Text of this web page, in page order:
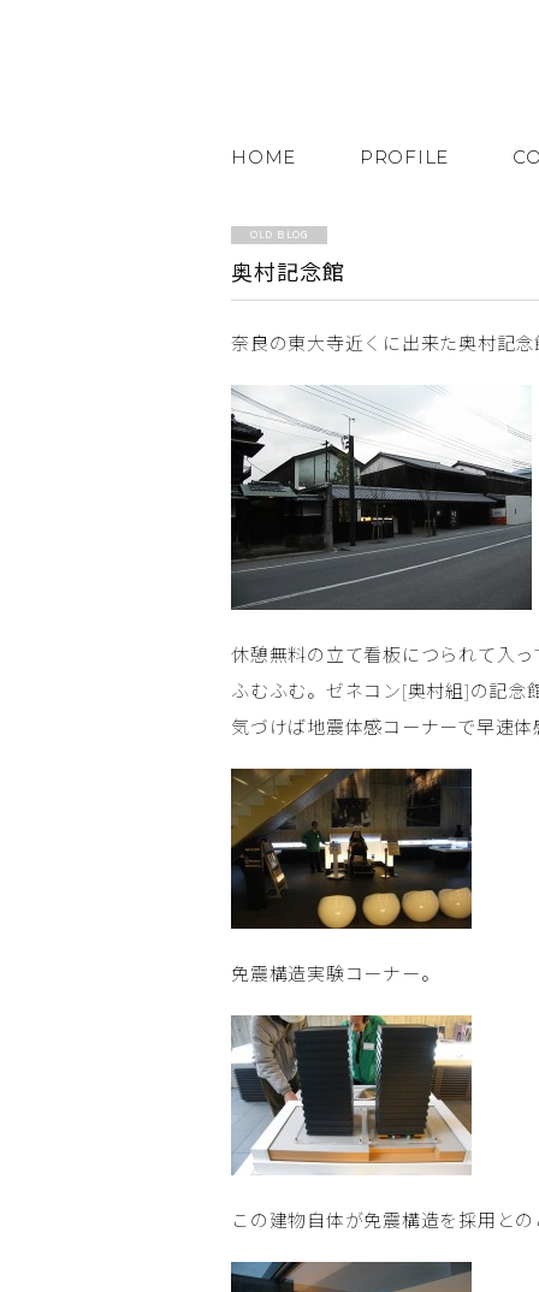
HOME PROFILE
OLD BLOG
奥村記念館
奈良の東大寺近くに出来た奥村記念
休憩無料の立て看板につられて入っ
ふむふむ。ゼネコン[奥村組]の記念
気づけば地震体感コーナーで早速体
免震構造実験コーナー。
この建物自体が免震構造を採用との